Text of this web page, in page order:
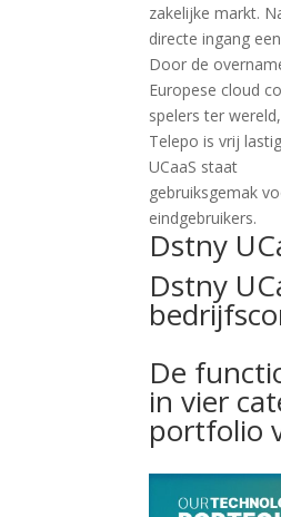
zakelijke markt.
directe ingang
Door de
Europese cloud
spelers ter
Telepo is vrij
UCaaS staat
gebruiksgemak
eindgebruikers.
Dstny
Dstny
De
in vier
portfolio